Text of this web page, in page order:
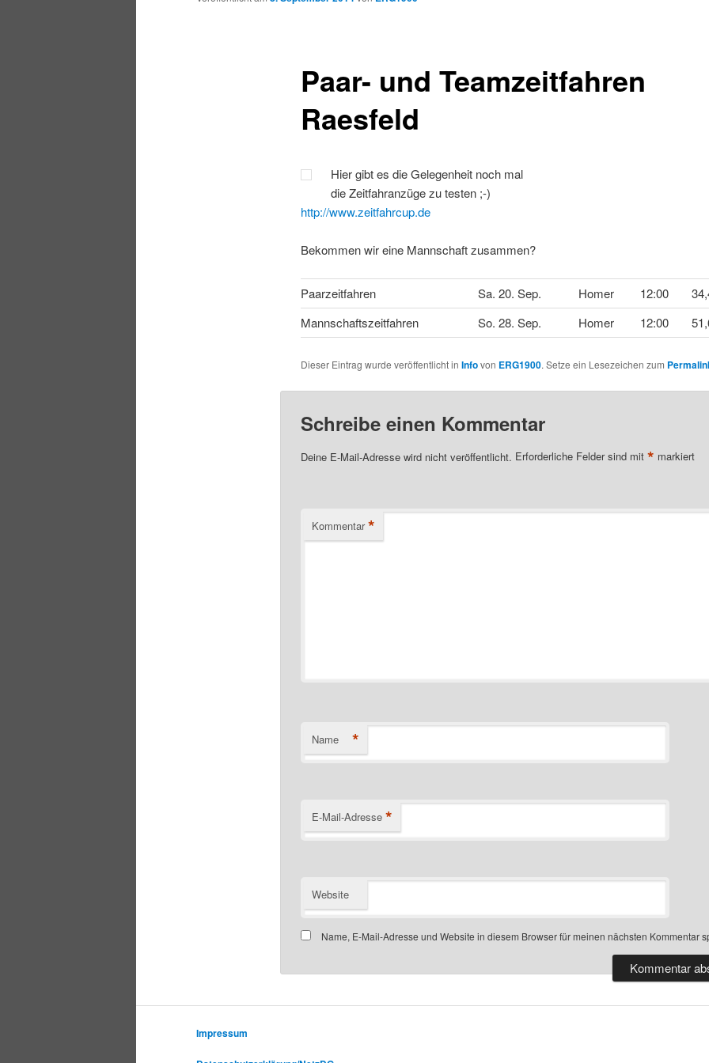
Paar- und Teamzeitfahren
Raesfeld
Hier gibt es die Gelegenheit noch mal
die Zeitfahranzüge zu testen ;-)
http://www.zeitfahrcup.de
Bekommen wir eine Mannschaft zusammen?
Paarzeitfahren Sa. 20. Sep. Homer 12:00
Mannschaftszeitfahren
So. 28. Sep. Homer 12:00
Dieser Eintrag wurde veröffentlicht in Infovon ERG1900. Setze ein Lesezeichen zum
Schreibe einen Kommentar
Deine E-Mail-Adresse wird nicht veröffentlicht. Erforderliche Felder sind mit * markiert
Kommentar *
Name *
E-Mail-Adresse *
Website
Name, E-Mail-Adresse und Website in diesem Browser für meinen nächsten Kommentar
Impressum